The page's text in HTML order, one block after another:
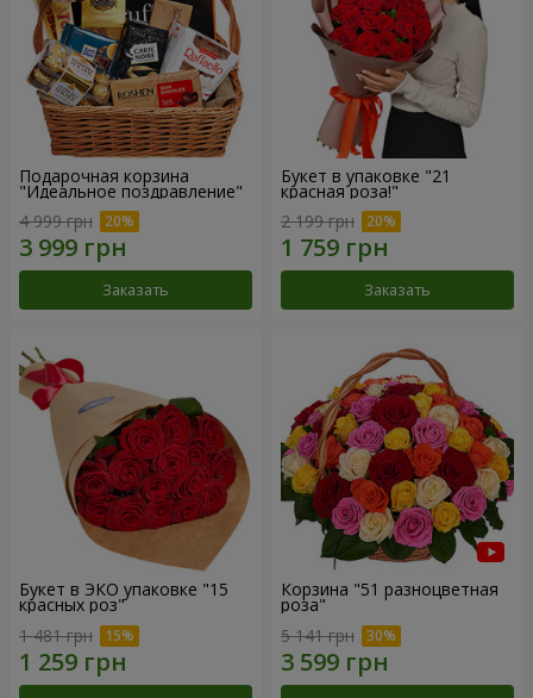
Подарочная корзина
"Идеальное поздравление"
4 999 грн
Заказать
Букет в упаковке "21
красная роза!"
2 199 грн
Заказать
Букет в ЭКО упаковке "15
красных роз"
1 481 грн
Корзина "51 разноцветная
роза"
5 141 грн